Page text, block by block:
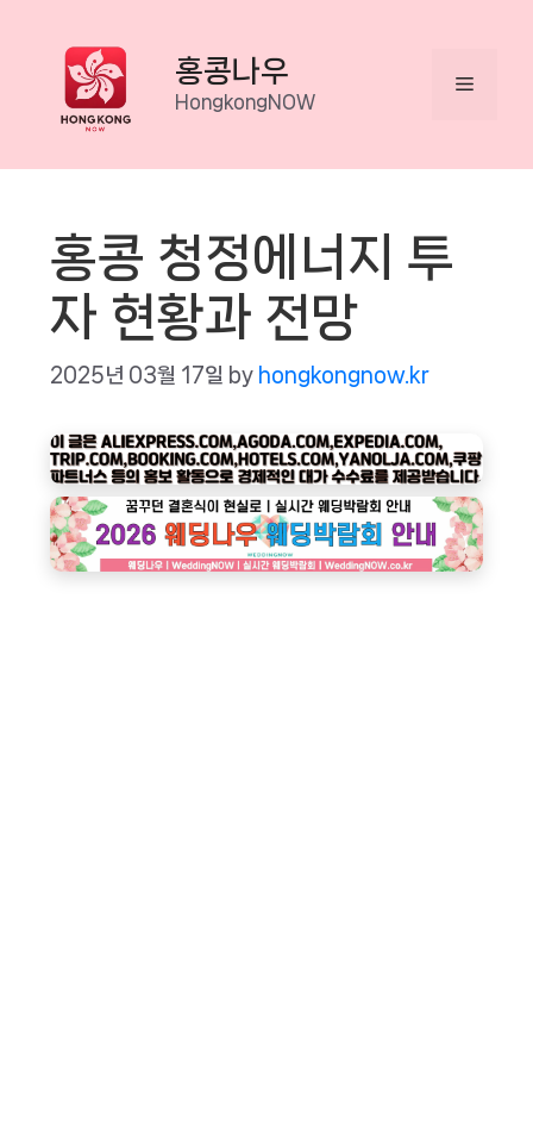
content
홍콩나우
HongkongNOW
Menu
홍콩 청정에너지 투
자 현황과 전망
2025년 03월 17일 by hongkongnow.kr